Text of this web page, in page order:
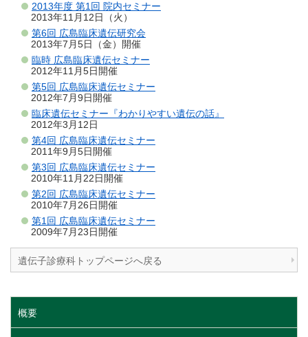
2013年度 第1回 院内セミナー
2013年11月12日（火）
第6回 広島臨床遺伝研究会
2013年7月5日（金）開催
臨時 広島臨床遺伝セミナー
2012年11月5日開催
第5回 広島臨床遺伝セミナー
2012年7月9日開催
臨床遺伝セミナー『わかりやすい遺伝の話』
2012年3月12日
第4回 広島臨床遺伝セミナー
2011年9月5日開催
第3回 広島臨床遺伝セミナー
2010年11月22日開催
第2回 広島臨床遺伝セミナー
2010年7月26日開催
第1回 広島臨床遺伝セミナー
2009年7月23日開催
遺伝子診療科トップページへ戻る
概要